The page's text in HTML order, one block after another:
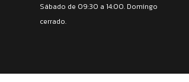
Sábado de 09:30 a 14:00. Domingo
cerrado.